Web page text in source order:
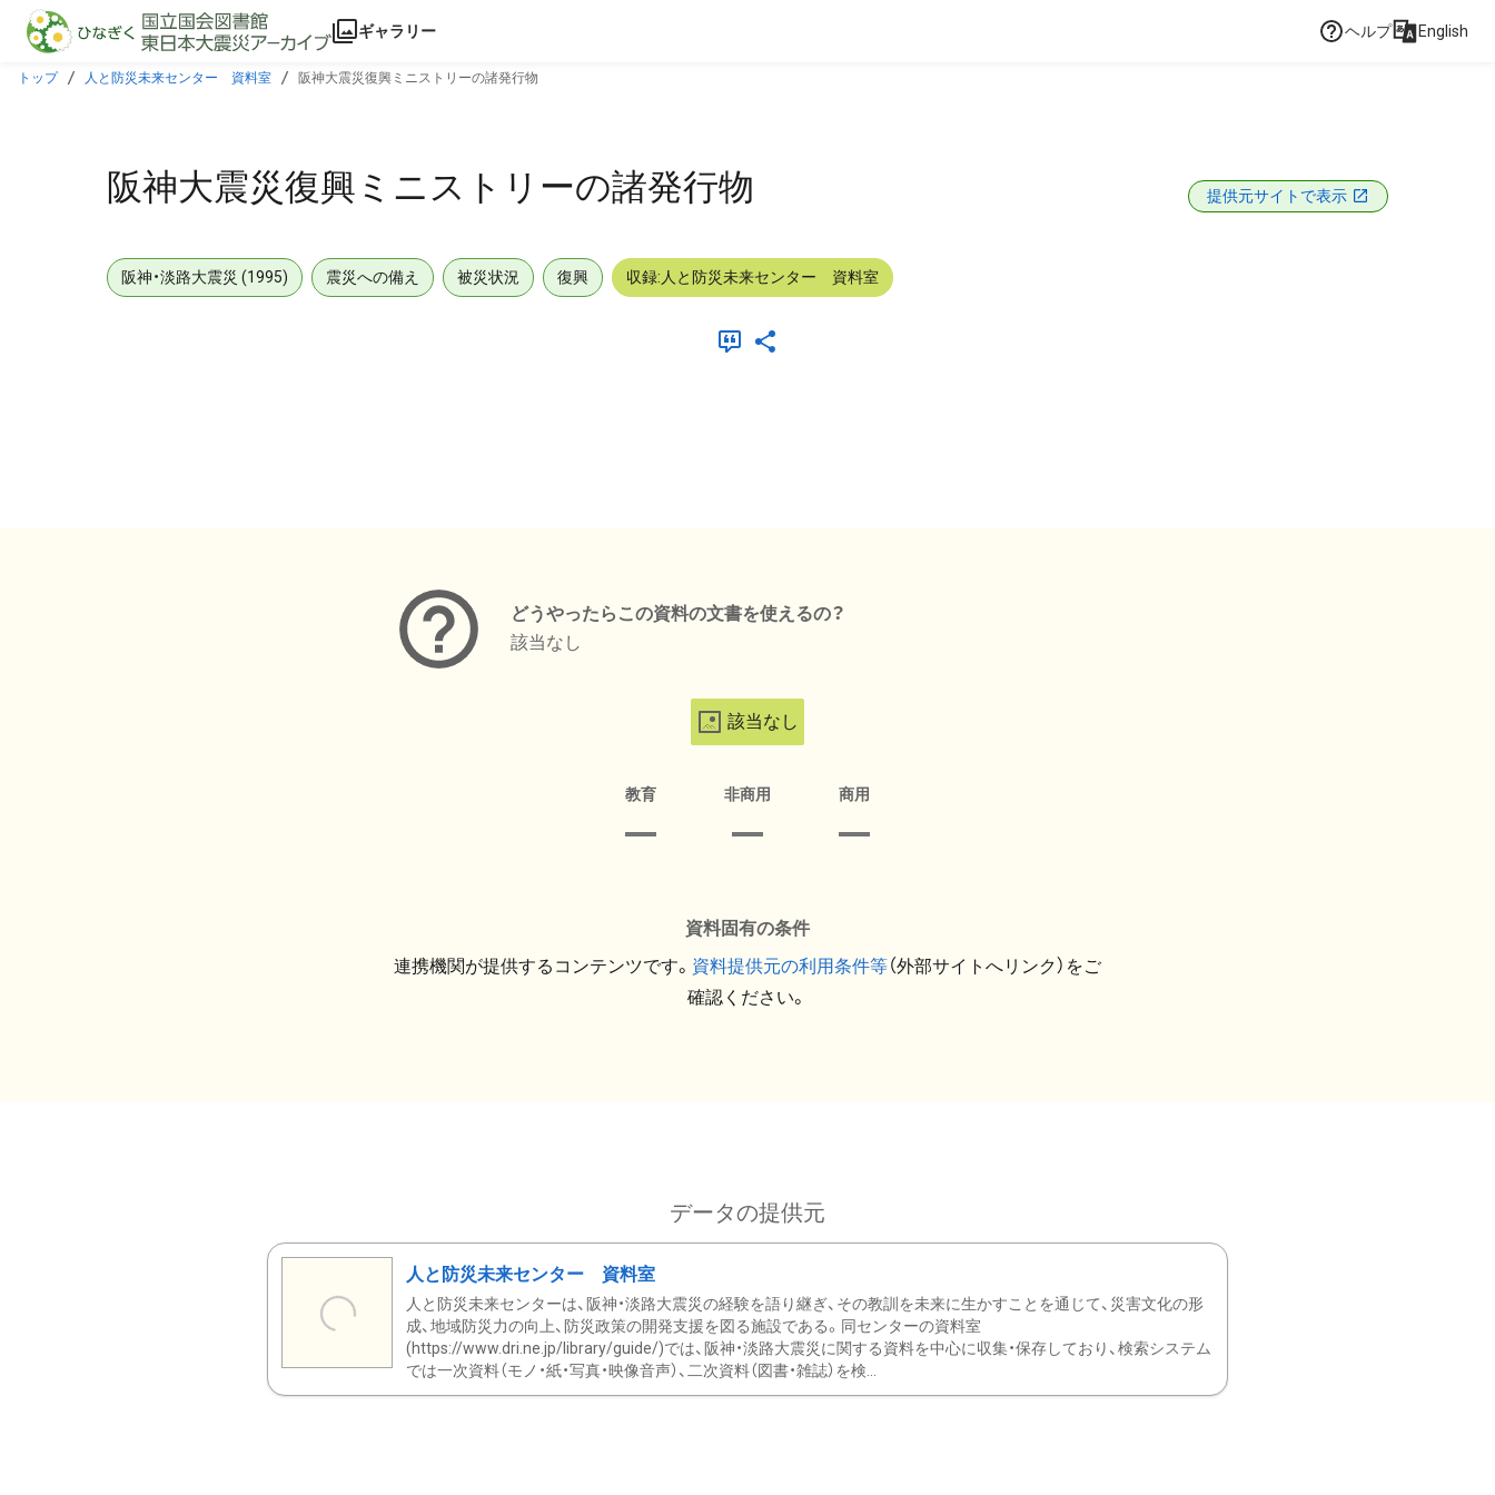
本文に飛ぶ
ギャラリー ヘルプ English
トップ 人と防災未来センター 資料室 阪神大震災復興ミニストリーの諸発行物
阪神大震災復興ミニストリーの諸発行物 提供元サイトで表示
阪神・淡路大震災 (1995) 震災への備え 被災状況 復興 収録:人と防災未来センター 資料室
どうやったらこの資料の文書を使えるの？
該当なし
該当なし
教育 非商用 商用
資料固有の条件
連携機関が提供するコンテンツです。 資料提供元の利用条件等（外部サイトへリンク）をご
確認ください。
データの提供元
人と防災未来センター 資料室
人と防災未来センターは、阪神・淡路大震災の経験を語り継ぎ、その教訓を未来に生かすことを通じて、災害文化の形
成、地域防災力の向上、防災政策の開発支援を図る施設である。同センターの資料室
(https://www.dri.ne.jp/library/guide/)では、阪神・淡路大震災に関する資料を中心に収集・保存しており、検索システム
では一次資料（モノ・紙・写真・映像音声）、二次資料（図書・雑誌）を検...